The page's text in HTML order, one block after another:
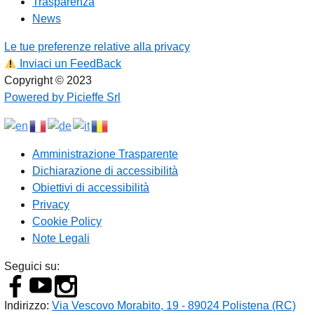
News
Le tue preferenze relative alla privacy
Inviaci un FeedBack
Copyright © 2023
Powered by Picieffe Srl
Amministrazione Trasparente
Dichiarazione di accessibilità
Obiettivi di accessibilità
Privacy
Cookie Policy
Note Legali
Seguici su:
Indirizzo: Via Vescovo Morabito, 19 - 89024 Polistena (RC)